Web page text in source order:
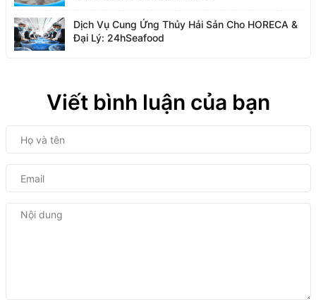
Dịch Vụ Cung Ứng Thủy Hải Sản Cho HORECA &
Đại Lý: 24hSeafood
Viết bình luận của bạn